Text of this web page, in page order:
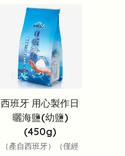
西班牙 用心製作日
曬海鹽(幼鹽)
(450g)
（產自西班牙）（僅經